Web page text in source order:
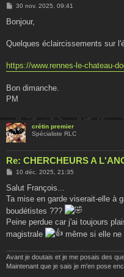
M
s
g
30 nov. 2025, 09:41
Bonjour,
Quelques éclaircissements sur
https://www.rennes-le-chateau-
Bon dimanche.
PM
crétin premier
Spécialiste RLC
Re: CHERCHEURS A
M
s
a
g
e
10 déc. 2025, 21:35
Salut François...
Ta mise en garde viserait-elle à
boudétistes ???
Peine perdue car j'ai toujours
magistrale
même si elle
Avant je doutais et je me posais des
Maintenant que je sais je m'en pose